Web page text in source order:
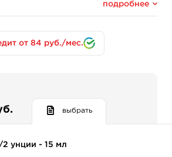
подробнее
от 84 руб./мес.
выбрать
2 унции - 15 мл